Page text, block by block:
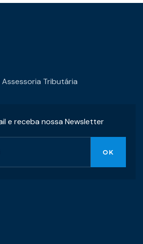
Assessoria Tributária
e receba nossa Newsletter